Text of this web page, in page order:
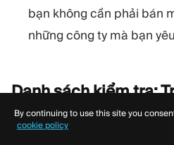
bạn không cần phải bán
những công ty mà bạn
Danh sách kiểm tra:
dịch
Mục lục
By continuing to use this site you
cookie policy